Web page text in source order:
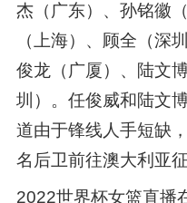
杰（广东）、孙铭徽
（上海）、顾全（深
俊龙（广厦）、陆文
圳）。任俊威和陆文
道由于锋线人手短缺
名后卫前往澳大利亚
2022世界杯女篮直播